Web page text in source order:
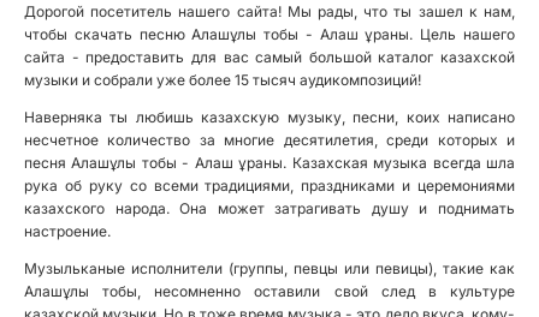
Дорогой посетитель нашего сайта! Мы рады, что ты зашел к нам,
чтобы скачать песню Алашұлы тобы - Алаш ұраны. Цель нашего
сайта - предоставить для вас самый большой каталог казахской
музыки и собрали уже более 15 тысяч аудикомпозиций!
Наверняка ты любишь казахскую музыку, песни, коих написано
несчетное количество за многие десятилетия, среди которых и
песня Алашұлы тобы - Алаш ұраны. Казахская музыка всегда шла
рука об руку со всеми традициями, праздниками и церемониями
казахского народа. Она может затрагивать душу и поднимать
настроение.
Музыльканые исполнители (группы, певцы или певицы), такие как
Алашұлы тобы, несомненно оставили свой след в культуре